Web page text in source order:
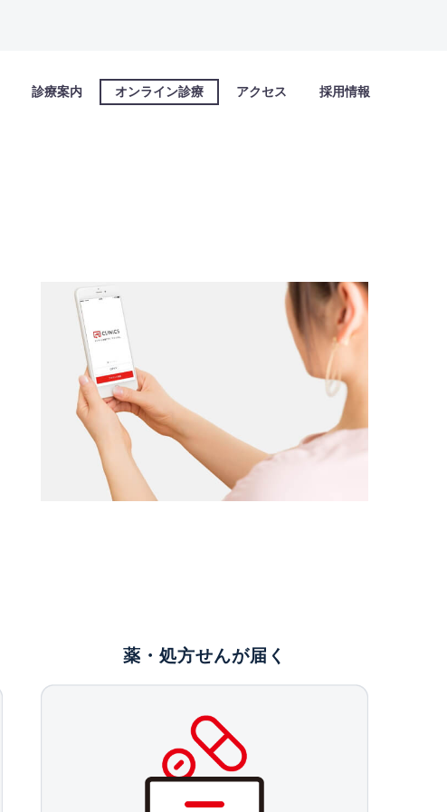
診療案内 オンライン診療 アクセス 採用情報
薬・処方せんが届く